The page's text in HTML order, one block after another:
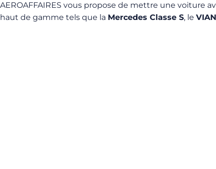
AEROAFFAIRES vous propose de mettre une voiture
haut de gamme tels que la Mercedes Classe S, le